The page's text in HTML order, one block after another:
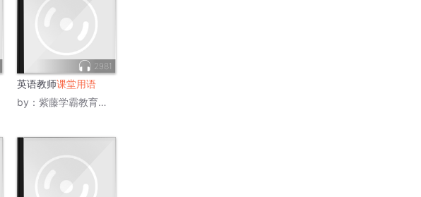
2981
英语教师课堂用语
by： 紫藤学霸教育英语频道